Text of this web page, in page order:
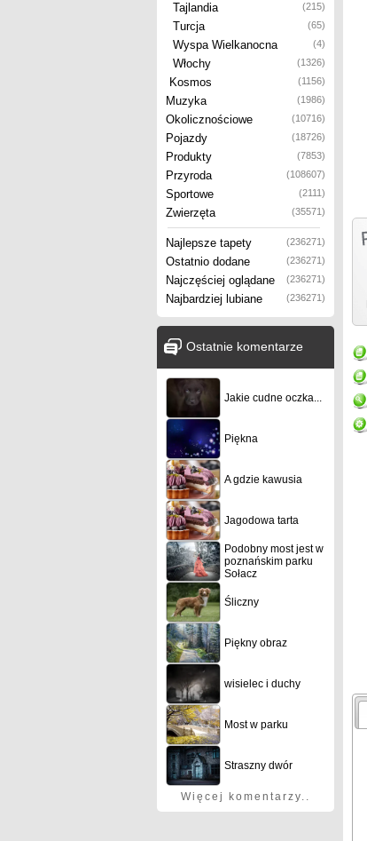
Tajlandia (215)
Turcja (65)
Wyspa Wielkanocna (4)
Włochy (1326)
Kosmos (1156)
Muzyka (1986)
Okolicznościowe (10716)
Pojazdy (18726)
Produkty (7853)
Przyroda (108607)
Sportowe (2111)
Zwierzęta (35571)
Najlepsze tapety (236271)
Ostatnio dodane (236271)
Najczęściej oglądane (236271)
Najbardziej lubiane (236271)
Ostatnie komentarze
Jakie cudne oczka...
Piękna
A gdzie kawusia
Jagodowa tarta
Podobny most jest w
poznańskim parku
Sołacz
Śliczny
Piękny obraz
wisielec i duchy
Most w parku
Straszny dwór
Więcej komentarzy..